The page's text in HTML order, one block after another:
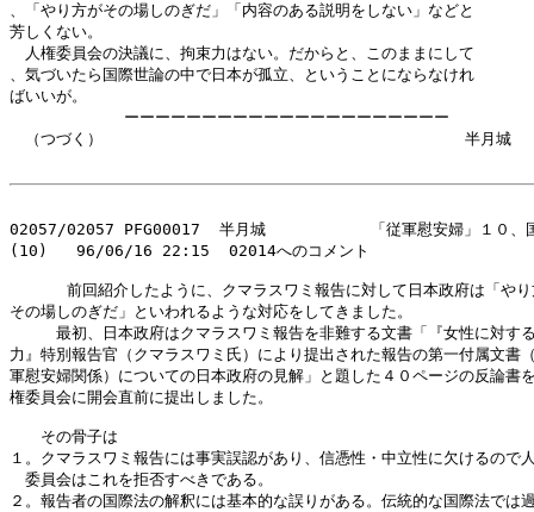
、「やり方がその場しのぎだ」「内容のある説明をしない」などと
芳しくない。
人権委員会の決議に、拘束力はない。だからと、このままにして
、気づいたら国際世論の中で日本が孤立、ということにならなけれ
ばいいが。
            ーーーーーーーーーーーーーーーーーーーーー
（つづく）                                      半月城
02057/02057 PFG00017  半月城           「従軍慰安婦」１０、国
(10)   96/06/16 22:15  02014へのコメント
前回紹介したように、クマラスワミ報告に対して日本政府は「や
その場しのぎだ」といわれるような対応をしてきました。
最初、日本政府はクマラスワミ報告を非難する文書「『女性に対す
力』特別報告官（クマラスワミ氏）により提出された報告の第一付属文書
軍慰安婦関係）についての日本政府の見解」と題した４０ページの反論書
権委員会に開会直前に提出しました。
その骨子は
１。クマラスワミ報告には事実誤認があり、信憑性・中立性に欠けるので
委員会はこれを拒否すべきである。
２。報告者の国際法の解釈には基本的な誤りがある。伝統的な国際法では